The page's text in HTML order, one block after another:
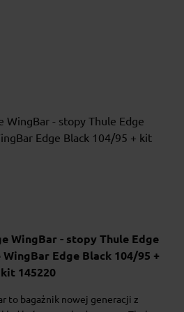
WingBar - stopy Thule Edge
Edge Black 104/95 +
kit 145220
to bagażnik nowej generacji z